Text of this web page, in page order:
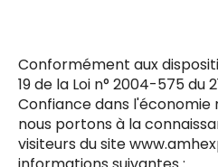
Conformément aux
19 de la Loi n° 2004-575 du
Confiance dans l'économie
nous portons à la
visiteurs du site